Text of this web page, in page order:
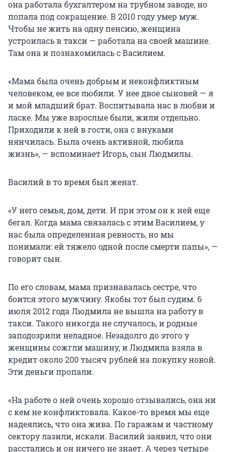
она работала бухгалтером на трубном заводе, но
попала под сокращение. В 2010 году умер муж.
Чтобы не жить на одну пенсию, женщина
устроилась в такси — работала на своей машине.
Там она и познакомилась с Василием.
«Мама была очень добрым и неконфликтным
человеком, ее все любили. У нее двое сыновей — я
и мой младший брат. Воспитывала нас в любви и
ласке. Мы уже взрослые были, жили отдельно.
Приходили к ней в гости, она с внуками
нянчилась. Была очень активной, любила
жизнь», — вспоминает Игорь, сын Людмилы.
Василий в то время был женат.
«У него семья, дом, дети. И при этом он к ней еще
бегал. Когда мама связалась с этим Василием, у
нас была определенная ревность, но мы
понимали: ей тяжело одной после смерти папы», —
говорит сын.
По его словам, мама признавалась сестре, что
боится этого мужчину. Якобы тот был судим. 6
июля 2012 года Людмила не вышла на работу в
такси. Такого никогда не случалось, и родные
заподозрили неладное. Незадолго до этого у
женщины сожгли машину, и Людмила взяла в
кредит около 200 тысяч рублей на покупку новой.
Эти деньги пропали.
«На работе о ней очень хорошо отзывались, она ни
с кем не конфликтовала. Какое-то время мы еще
надеялись, что она жива. По гаражам и частному
сектору лазили, искали. Василий заявил, что они
расстались и он ничего не знает. А через четыре